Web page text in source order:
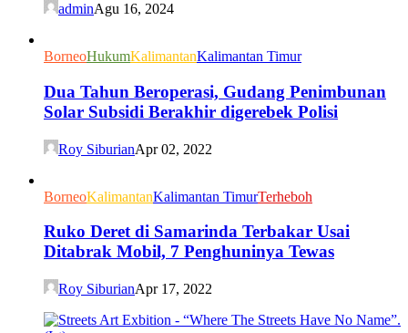
adminAgu 16, 2024
BorneoHukumKalimantanKalimantan Timur
Dua Tahun Beroperasi, Gudang Penimbunan
Solar Subsidi Berakhir digerebek Polisi
Roy SiburianApr 02, 2022
BorneoKalimantanKalimantan TimurTerheboh
Ruko Deret di Samarinda Terbakar Usai
Ditabrak Mobil, 7 Penghuninya Tewas
Roy SiburianApr 17, 2022